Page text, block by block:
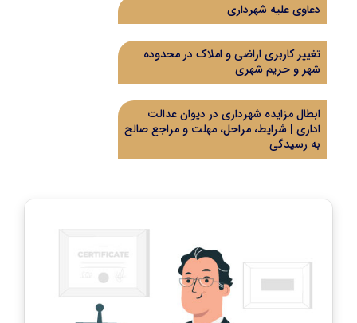
دعاوی علیه شهرداری
تغییر کاربری اراضی و املاک در محدوده
شهر و حریم شهری
ابطال مزایده شهرداری در دیوان عدالت
اداری | شرایط، مراحل، مهلت و مراجع صالح
به رسیدگی